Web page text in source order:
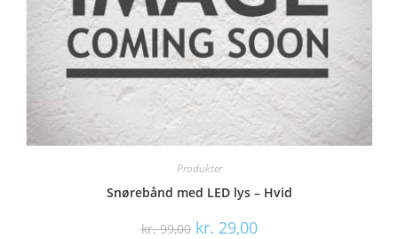
Produkter
Snørebånd med LED lys – Hvid
kr.99,00 kr. 29,00